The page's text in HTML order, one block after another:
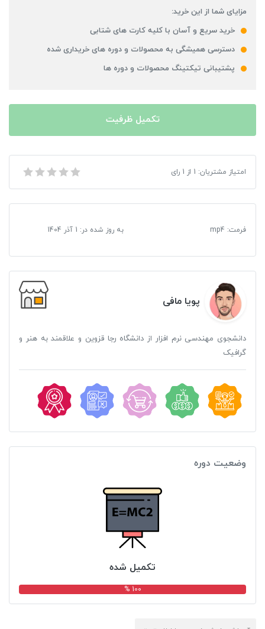
مزایای شما از این خرید:
خرید سریع و آسان با کلیه کارت های شتابی
دسترسی همیشگی به محصولات و دوره های خریداری شده
پشتیبانی تیکتینگ محصولات و دوره ها
تکمیل ظرفیت
آموزش خوش نویسی با ایلاستریتر
امتیاز مشتریان: 1 از 1 رای
فرمت:
mp4 به روز شده در: 1 آذر 1404
پویا مافی
دانشجوی مهندسی نرم افزار از دانشگاه رجا قزوین و علاقمند به هنر و
گرافیک
وضعیت دوره
تکمیل شده
100 %